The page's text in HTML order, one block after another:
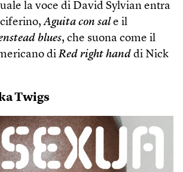
la voce di David Sylvian entra
Aguita con sal e il
blues, che suona come il
di Red right hand di Nick
Twigs